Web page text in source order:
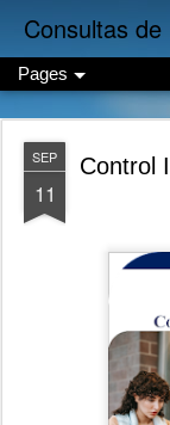
Consultas
Pages
SEP
11
Control